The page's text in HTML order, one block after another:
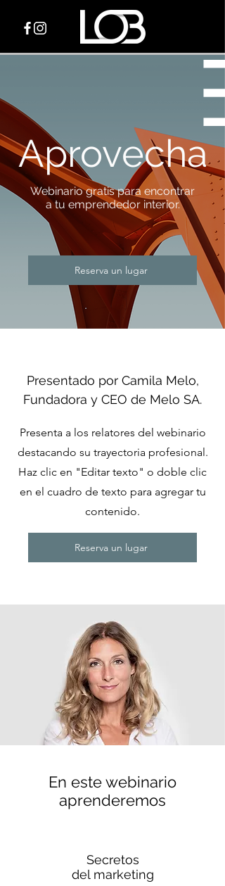
Aprovecha
Webinario gratis para encontrar
a tu emprendedor interior.
Reserva un lugar
Presentado por Camila Melo,
Fundadora y CEO de Melo SA.
Presenta a los relatores del webinario
destacando su trayectoria profesional.
Haz clic en "Editar texto" o doble clic
en el cuadro de texto para agregar tu
contenido.
Reserva un lugar
En este webinario
aprenderemos
Secretos
del marketing